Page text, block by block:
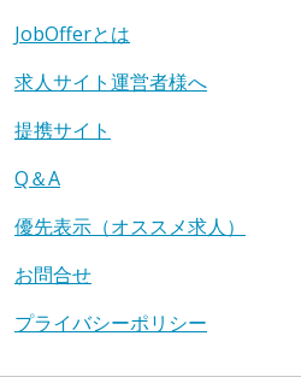
JobOfferとは
求人サイト運営者様へ
提携サイト
Q＆A
優先表示（オススメ求人）
お問合せ
プライバシーポリシー